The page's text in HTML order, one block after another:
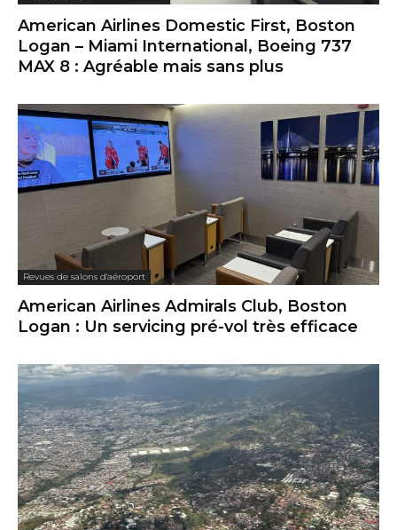
American Airlines Domestic First, Boston
Logan – Miami International, Boeing 737
MAX 8 : Agréable mais sans plus
Revues de salons d'aéroport
American Airlines Admirals Club, Boston
Logan : Un servicing pré-vol très efficace